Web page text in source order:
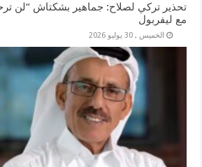
تحذير تركي لصلاح: جماهير بشكتاش “لن
مع ليفربول
الخميس , 30 يوليو 2026